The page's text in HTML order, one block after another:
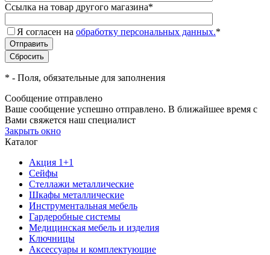
Ссылка на товар другого магазина*
Я согласен на обработку персональных данных.*
* - Поля, обязательные для заполнения
Сообщение отправлено
Ваше сообщение успешно отправлено. В ближайшее время с
Вами свяжется наш специалист
Закрыть окно
Каталог
Акция 1+1
Сейфы
Стеллажи металлические
Шкафы металлические
Инструментальная мебель
Гардеробные системы
Медицинская мебель и изделия
Ключницы
Аксессуары и комплектующие